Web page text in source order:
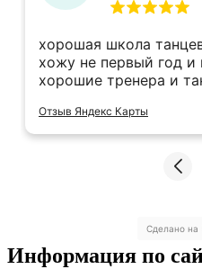
хорошая школа
хожу не первый год и
хорошие тренера и
Отзыв Яндекс Карты
Сделано на
Информация по